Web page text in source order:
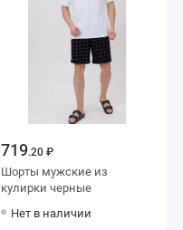
719.20 ₽
Шорты мужские из
кулирки черные
Нет в наличии